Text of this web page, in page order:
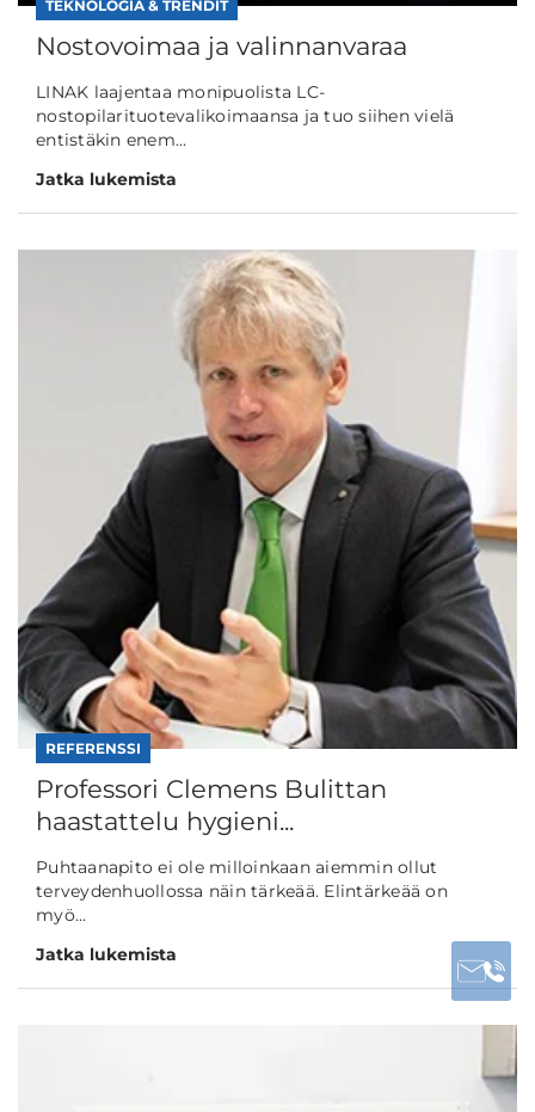
TEKNOLOGIA & TRENDIT
Nostovoimaa ja valinnanvaraa
LINAK laajentaa monipuolista LC-
nostopilarituotevalikoimaansa ja tuo siihen vielä
entistäkin enem...
Jatka lukemista
REFERENSSI
Professori Clemens Bulittan
haastattelu hygieni...
Puhtaanapito ei ole milloinkaan aiemmin ollut
terveydenhuollossa näin tärkeää. Elintärkeää on
myö...
Jatka lukemista